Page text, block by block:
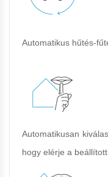
Automatikus hűtés-
Automatikusan
hogy elérje a